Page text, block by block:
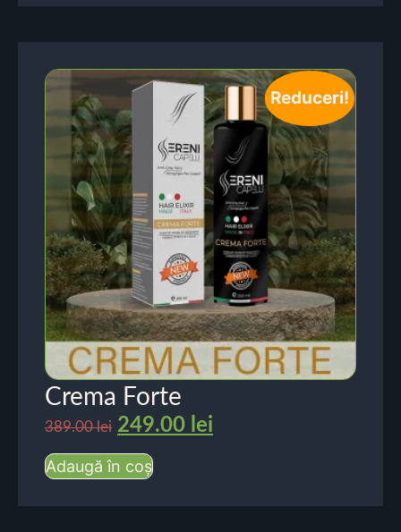
Reduceri!
Crema Forte
389.00lei 249.00 lei
Adaugă în coș